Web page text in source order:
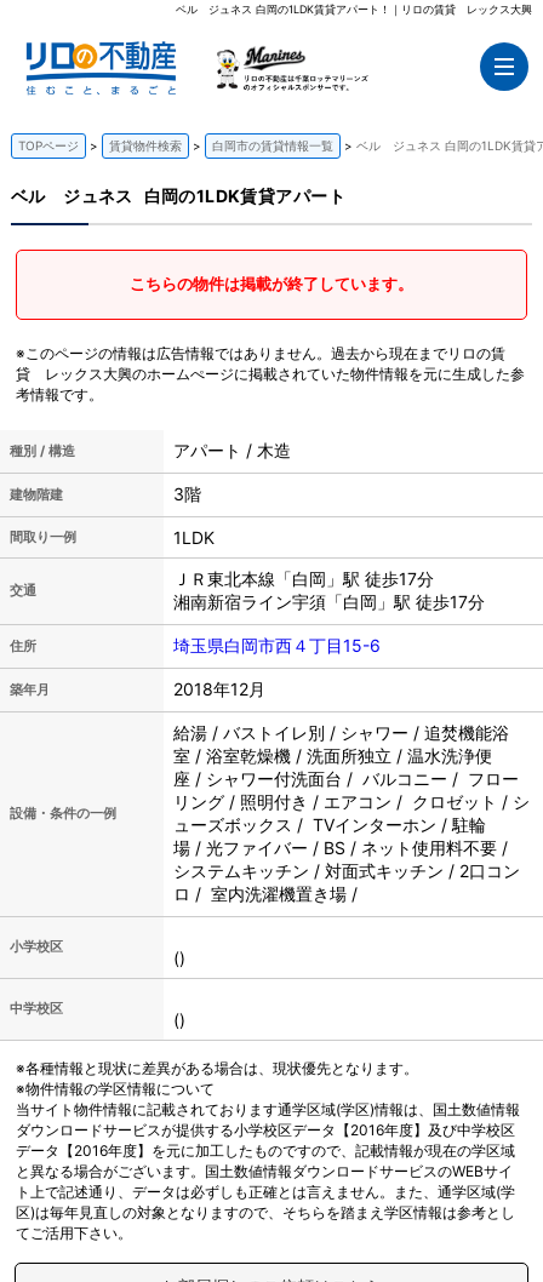
ベル ジュネス 白岡の1LDK賃貸アパート！｜リロの賃貸 レックス大興
TOPページ 賃貸物件検索 白岡市の賃貸情報一覧 ベル ジュネス 白岡の1LDK賃貸
ベル ジュネス 白岡の1LDK賃貸アパート
こちらの物件は掲載が終了しています。
※このページの情報は広告情報ではありません。過去から現在までリロの賃
貸 レックス大興のホームぺージに掲載されていた物件情報を元に生成した参
考情報です。
種別 / 構造 アパート / 木造
建物階建 3階
間取り一例 1LDK
交通
ＪＲ東北本線「白岡」駅 徒歩17分
湘南新宿ライン宇須「白岡」駅 徒歩17分
住所 埼玉県白岡市西４丁目15-6
築年月 2018年12月
設備・条件の一例
給湯 / バストイレ別 / シャワー / 追焚機能浴
室 / 浴室乾燥機 / 洗面所独立 / 温水洗浄便
座 / シャワー付洗面台 / バルコニー / フロー
リング / 照明付き / エアコン / クロゼット / シ
ューズボックス / TVインターホン / 駐輪
場 / 光ファイバー / BS / ネット使用料不要 /
システムキッチン / 対面式キッチン / 2口コン
ロ / 室内洗濯機置き場 /
小学校区
()
中学校区
()
※各種情報と現状に差異がある場合は、現状優先となります。
※物件情報の学区情報について
当サイト物件情報に記載されております通学区域(学区)情報は、国土数値情報
ダウンロードサービスが提供する小学校区データ【2016年度】及び中学校区
データ【2016年度】を元に加工したものですので、記載情報が現在の学区域
と異なる場合がございます。国土数値情報ダウンロードサービスのWEBサイ
ト上で記述通り、データは必ずしも正確とは言えません。また、通学区域(学
区)は毎年見直しの対象となりますので、そちらを踏まえ学区情報は参考とし
てご活用下さい。